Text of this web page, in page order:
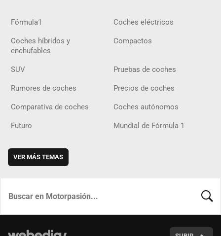
Fórmula1 Coches eléctricos
Coches híbridos y
enchufables
Compactos
SUV Pruebas de coches
Rumores de coches Precios de coches
Comparativa de coches Coches autónomos
Futuro Mundial de Fórmula 1
VER MÁS TEMAS